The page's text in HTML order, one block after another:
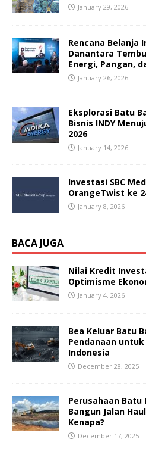
January 29, 2026
Rencana Belanja
Danantara
Energi, Pangan,
January 26, 2026
Eksplorasi Batu
Bisnis INDY
2026
January 14, 2026
Investasi SBC
OrangeTwist ke
January 8, 2026
BACA JUGA
Nilai Kredit
Optimisme
January 4, 2026
Bea Keluar Batu
Pendanaan
Indonesia
December 28, 2025
Perusahaan Batu
Bangun Jalan
Kenapa?
December 17, 2025